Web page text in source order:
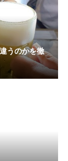
うのかを徹